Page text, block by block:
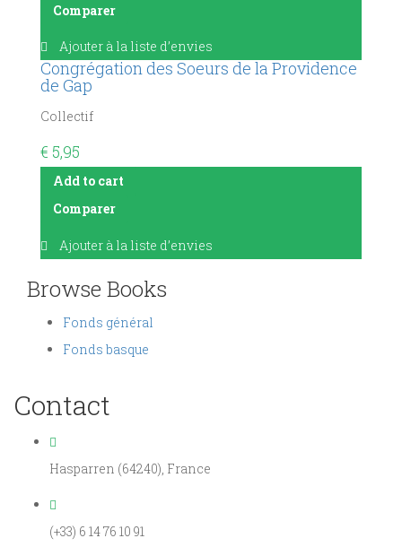
Comparer
Ajouter à la liste d’envies
Congrégation des Soeurs de la Providence
de Gap
Collectif
€ 5,95
Add to cart
Comparer
Ajouter à la liste d’envies
Browse Books
Fonds général
Fonds basque
Contact
Hasparren (64240), France
(+33) 6 14 76 10 91